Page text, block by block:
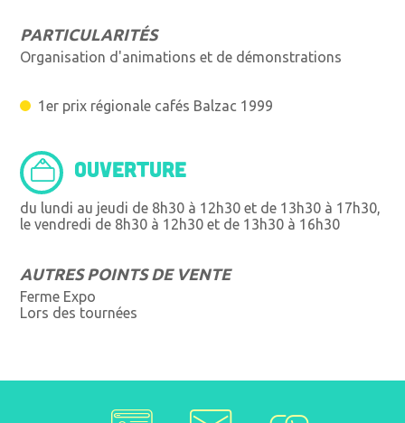
PARTICULARITÉS
Organisation d'animations et de démonstrations
1er prix régionale cafés Balzac 1999
OUVERTURE
du lundi au jeudi de 8h30 à 12h30 et de 13h30 à 17h30,
le vendredi de 8h30 à 12h30 et de 13h30 à 16h30
AUTRES POINTS DE VENTE
Ferme Expo
Lors des tournées